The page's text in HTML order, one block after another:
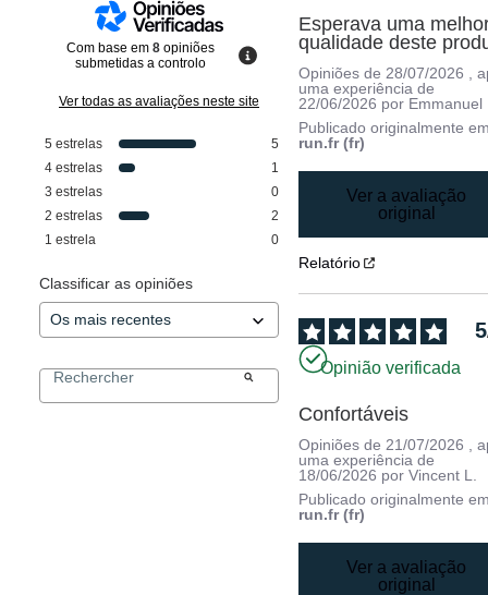
Com base em 8 opiniões
submetidas a controlo
Ver todas as avaliações neste site
5 estrelas
5
4 estrelas
1
3 estrelas
0
2 estrelas
2
1 estrela 0
Classificar as opiniões
Esperava uma
qualidade deste
Opiniões de 28/07/2026
,
uma experiência de
22/06/2026 por Emmanuel
Publicado originalmente
run.fr (fr)
Ver a avaliação
original
Relatório
5
Opinião verificada
Confortáveis
Opiniões de21/07/2026 ,
uma experiência de
18/06/2026 porVincent L.
Publicado originalmente
run.fr (fr)
Ver a avaliação
original